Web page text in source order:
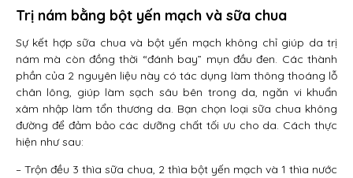
Trị nám bằng bột yến mạch và sữa chua
Sự kết hợp sữa chua và bột yến mạch không chỉ giúp da trị
nám mà còn đồng thời “đánh bay” mụn đầu đen. Các thành
phần của 2 nguyên liệu này có tác dụng làm thông thoáng lỗ
chân lông, giúp làm sạch sâu bên trong da, ngăn vi khuẩn
xâm nhập làm tổn thương da. Bạn chọn loại sữa chua không
đường để đảm bảo các dưỡng chất tối ưu cho da. Cách thực
hiện như sau:
– Trộn đều 3 thìa sữa chua, 2 thìa bột yến mạch và 1 thìa nước